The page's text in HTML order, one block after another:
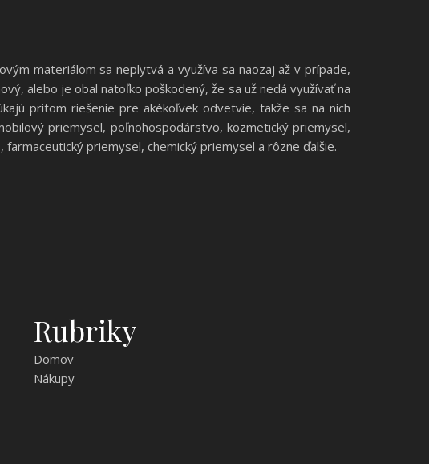
materiálom sa neplytvá a využíva sa naozaj až v prípade,
alebo je obal natoľko poškodený, že sa už nedá využívať na
pritom riešenie pre akékoľvek odvetvie, takže sa na nich
priemysel, poľnohospodárstvo, kozmetický priemysel,
priemysel, chemický priemysel a rôzne ďalšie.
Rubriky
Domov
Nákupy